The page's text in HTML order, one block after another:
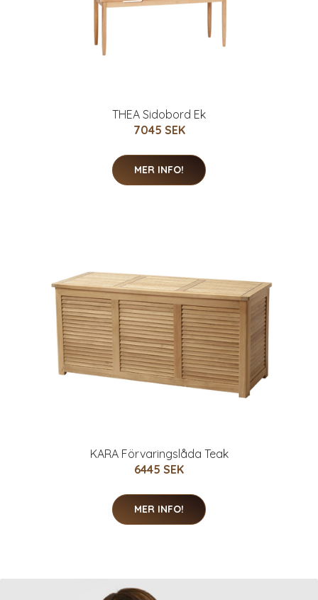
THEA Sidobord Ek
7045 SEK
MER INFO!
KARA Förvaringslåda Teak
6445 SEK
MER INFO!